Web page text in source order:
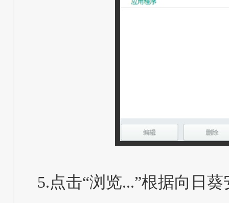
5.点击“浏览...”根据向日